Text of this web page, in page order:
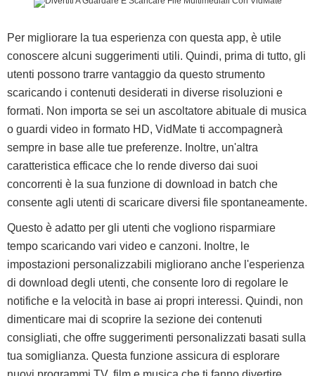
Per migliorare la tua esperienza con questa app, è utile
conoscere alcuni suggerimenti utili. Quindi, prima di tutto, gli
utenti possono trarre vantaggio da questo strumento
scaricando i contenuti desiderati in diverse risoluzioni e
formati. Non importa se sei un ascoltatore abituale di musica
o guardi video in formato HD, VidMate ti accompagnerà
sempre in base alle tue preferenze. Inoltre, un'altra
caratteristica efficace che lo rende diverso dai suoi
concorrenti è la sua funzione di download in batch che
consente agli utenti di scaricare diversi file spontaneamente.
Questo è adatto per gli utenti che vogliono risparmiare
tempo scaricando vari video e canzoni. Inoltre, le
impostazioni personalizzabili migliorano anche l'esperienza
di download degli utenti, che consente loro di regolare le
notifiche e la velocità in base ai propri interessi. Quindi, non
dimenticare mai di scoprire la sezione dei contenuti
consigliati, che offre suggerimenti personalizzati basati sulla
tua somiglianza. Questa funzione assicura di esplorare